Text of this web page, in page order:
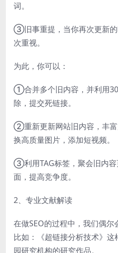
词。
③旧事重提，当你再次更新
次重视。
为此，你可以：
①合并多个旧内容，并利用
除，提交死链接。
②重新更新网站旧内容，丰
换高质量图片，添加短视频。
③利用TAG标签，聚会旧内容
面，提高竞争度。
2、专业文献解读
在做SEO的过程中，我们偶尔
比如：《超链接分析技术》
园研究机构的研究作品。